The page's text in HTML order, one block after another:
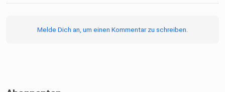
Melde Dich an, um einen Kommentar zu schreiben.